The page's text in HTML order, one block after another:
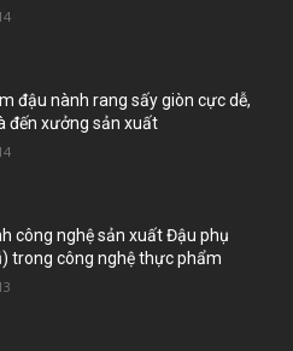
đậu nành rang sấy giòn cực dễ,
đến xưởng sản xuất
công nghệ sản xuất Đậu phụ
trong công nghệ thực phẩm